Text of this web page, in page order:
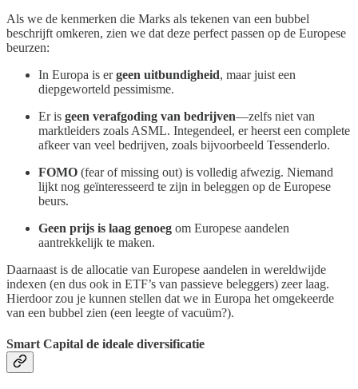
Als we de kenmerken die Marks als tekenen van een bubbel
beschrijft omkeren, zien we dat deze perfect passen op de Europese
beurzen:
In Europa is ergeen uitbundigheid, maar juist een
diepgeworteld pessimisme.
Er is geen verafgoding van bedrijven—zelfs niet van
marktleiders zoals ASML. Integendeel, er heerst een complete
afkeer van veel bedrijven, zoals bijvoorbeeld Tessenderlo.
FOMO (fear of missing out) is volledig afwezig. Niemand
lijkt nog geïnteresseerd te zijn in beleggen op de Europese
beurs.
Geen prijs is laag genoeg om Europese aandelen
aantrekkelijk te maken.
Daarnaast is de allocatie van Europese aandelen in wereldwijde
indexen (en dus ook in ETF’s van passieve beleggers) zeer laag.
Hierdoor zou je kunnen stellen dat we in Europa het omgekeerde
van een bubbel zien (een leegte of vacuüm?).
Smart Capital de ideale diversificatie